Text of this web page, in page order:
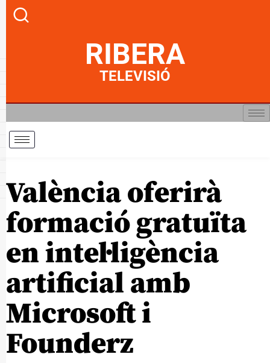
RIBERA
TELEVISIÓ
València oferirà
formació gratuïta
en intel·ligència
artificial amb
Microsoft i
Founderz